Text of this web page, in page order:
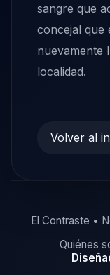
sangre que
concejal que
nuevamente
localidad.
Volver al
El Contraste •
Quiénes